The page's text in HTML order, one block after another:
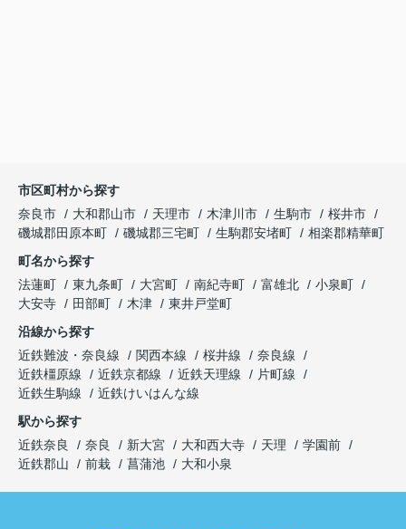
市区町村から探す
奈良市
大和郡山市 天理市 木津川市 生駒市
桜井市
磯城郡田原本町
磯城郡三宅町 生駒郡安堵町
相楽郡精華町
町名から探す
法蓮町
東九条町 大宮町 南紀寺町 富雄北
小泉町
大安寺
田部町 木津
東井戸堂町
沿線から探す
近鉄難波・奈良線
関西本線 桜井線
奈良線
近鉄橿原線
近鉄京都線 近鉄天理線
片町線
近鉄生駒線
近鉄けいはんな線
駅から探す
近鉄奈良
奈良 新大宮 大和西大寺 天理
学園前
近鉄郡山
前栽 菖蒲池 大和小泉